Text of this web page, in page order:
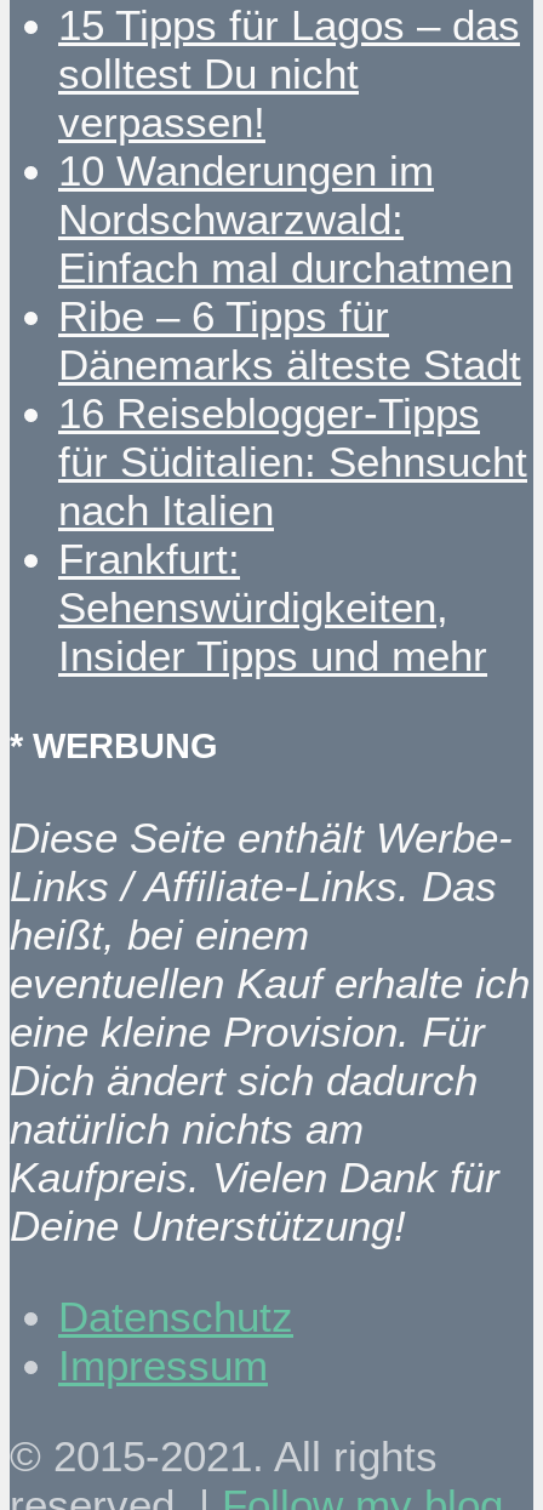
15 Tipps für Lagos – das
solltest Du nicht
verpassen!
10 Wanderungen im
Nordschwarzwald:
Einfach mal durchatmen
Ribe – 6 Tipps für
Dänemarks älteste Stadt
16 Reiseblogger-Tipps
für Süditalien: Sehnsucht
nach Italien
Frankfurt:
Sehenswürdigkeiten,
Insider Tipps und mehr
* WERBUNG
Diese Seite enthält Werbe-
Links / Affiliate-Links. Das
heißt, bei einem
eventuellen Kauf erhalte ich
eine kleine Provision. Für
Dich ändert sich dadurch
natürlich nichts am
Kaufpreis. Vielen Dank für
Deine Unterstützung!
Datenschutz
Impressum
© 2015-2021. All rights